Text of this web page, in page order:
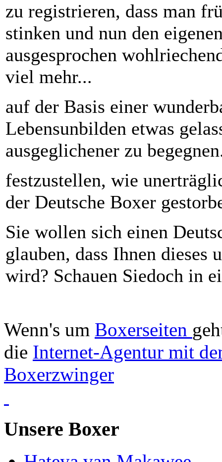
zu registrieren, dass man
stinken und nun den
ausgesprochen
viel mehr...
auf der Basis einer
Lebensunbilden etwas
ausgeglichener zu
festzustellen, wie
der Deutsche Boxer
Sie wollen sich einen
glauben, dass Ihnen dieses
wird? Schauen Siedoch in
Wenn's um Boxerseiten
die Internet-Agentur mit
Boxerzwinger
Unsere Boxer